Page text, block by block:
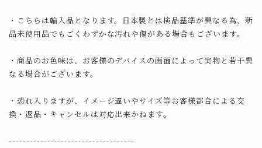
・こちらは輸入品となります。日本製とは検品基準が異なる為、新
品未使用品でもごくわずかな汚れや傷がある場合もございます。
・商品のお色味は、お客様のデバイスの画面によって実物と若干異
なる場合がございます。
・恐れ入りますが、イメージ違いやサイズ等お客様都合による交
換・返品・キャンセルは対応出来かねます。
------------------------------------